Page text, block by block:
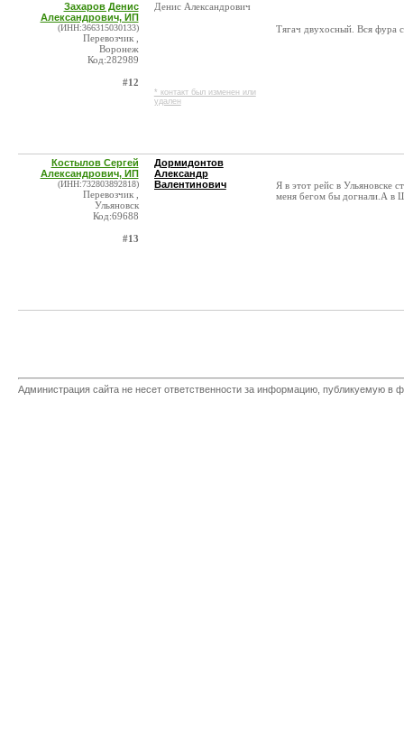
Захаров Денис
Александрович, ИП
(ИНН:366315030133)
Перевозчик ,
Воронеж
Код:282989
#12
Денис Александрович
* контакт был изменен или
удален
Тягач двухосный. Вся фура
Костылов Сергей
Александрович, ИП
(ИНН:732803892818)
Перевозчик ,
Ульяновск
Код:69688
#13
Дормидонтов
Александр
Валентинович
Я в этот рейс в Ульяновске
меня бегом бы догнали.А в
Администрация сайта не несет ответственности за информацию, публикуемую